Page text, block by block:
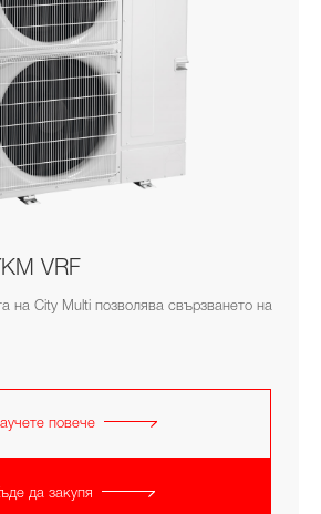
VRF
на City Multi позволява свързването на
повече
да закупя